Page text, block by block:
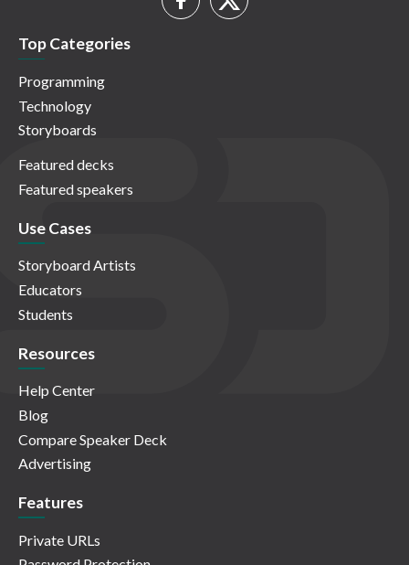
Top Categories
Programming
Technology
Storyboards
Featured decks
Featured speakers
Use Cases
Storyboard Artists
Educators
Students
Resources
Help Center
Blog
Compare Speaker Deck
Advertising
Features
Private URLs